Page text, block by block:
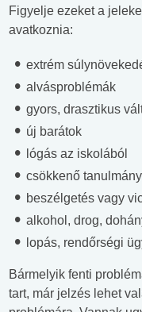
Figyelje ezeket a
avatkoznia:
extrém
alvásproblémák
gyors, drasztikus
új barátok
lógás az iskolából
csökkenő
beszélgetés vagy
alkohol, drog,
lopás, rendőrségi
Bármelyik fenti
tart, már jelzés lehet